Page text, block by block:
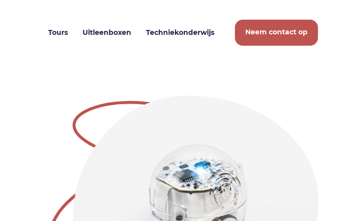
Tours Uitleenboxen Techniekonderwijs Neem contact op